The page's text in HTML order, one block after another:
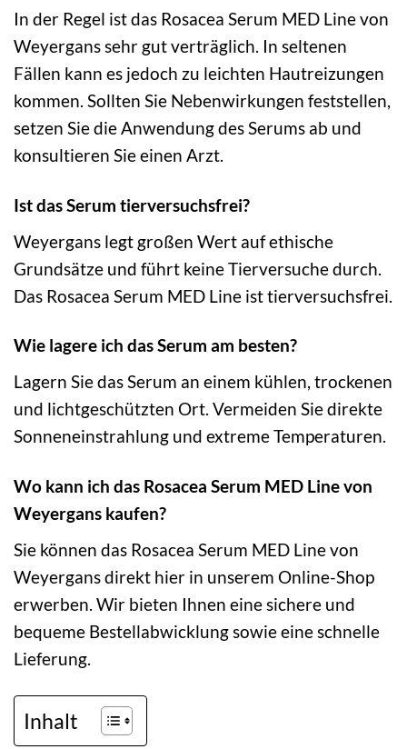
In der Regel ist das Rosacea Serum MED Line von
Weyergans sehr gut verträglich. In seltenen
Fällen kann es jedoch zu leichten Hautreizungen
kommen. Sollten Sie Nebenwirkungen feststellen,
setzen Sie die Anwendung des Serums ab und
konsultieren Sie einen Arzt.
Ist das Serum tierversuchsfrei?
Weyergans legt großen Wert auf ethische
Grundsätze und führt keine Tierversuche durch.
Das Rosacea Serum MED Line ist tierversuchsfrei.
Wie lagere ich das Serum am besten?
Lagern Sie das Serum an einem kühlen, trockenen
und lichtgeschützten Ort. Vermeiden Sie direkte
Sonneneinstrahlung und extreme Temperaturen.
Wo kann ich das Rosacea Serum MED Line von
Weyergans kaufen?
Sie können das Rosacea Serum MED Line von
Weyergans direkt hier in unserem Online-Shop
erwerben. Wir bieten Ihnen eine sichere und
bequeme Bestellabwicklung sowie eine schnelle
Lieferung.
Inhalt